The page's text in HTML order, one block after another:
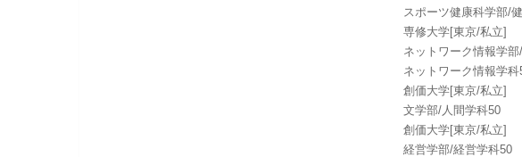
スポーツ健康科学部/
専修大学[東京/私立]
ネットワーク情報学部/
ネットワーク情報学科
創価大学[東京/私立]
文学部/人間学科50
創価大学[東京/私立]
経営学部/経営学科50